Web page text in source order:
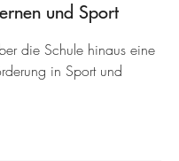
und Sport
die Schule hinaus eine
in Sport und